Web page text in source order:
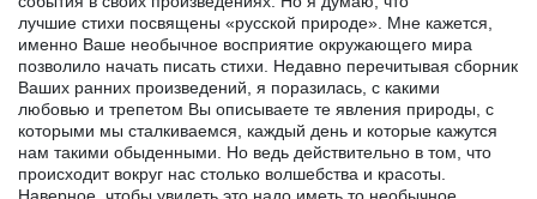
лучшие стихи посвящены «русской природе». Мне кажется,
именно Ваше необычное восприятие окружающего мира
позволило начать писать стихи. Недавно перечитывая сборник
Ваших ранних произведений, я поразилась, с какими
любовью и трепетом Вы описываете те явления природы, с
которыми мы сталкиваемся, каждый день и которые кажутся
нам такими обыденными. Но ведь действительно в том, что
происходит вокруг нас столько волшебства и красоты.
Наверное, чтобы увидеть это надо иметь то необычное